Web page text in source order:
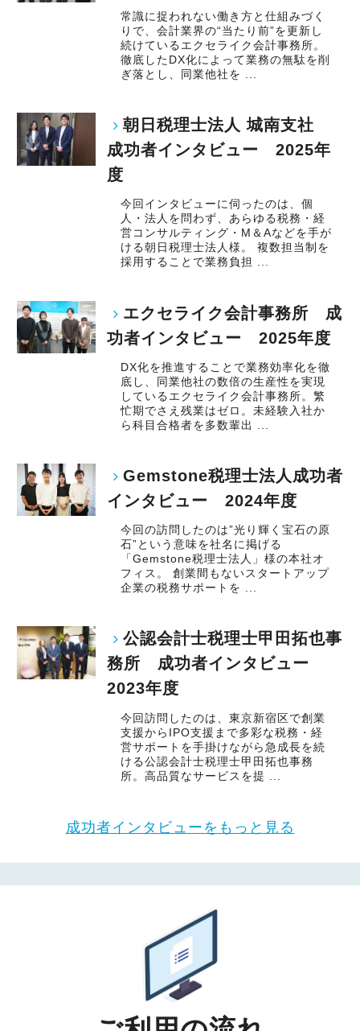
常識に捉われない働き方と仕組みづく
りで、会計業界の“当たり前”を更新し
続けているエクセライク会計事務所。
徹底したDX化によって業務の無駄を削
ぎ落とし、同業他社を ...
朝日税理士法人 城南支社
成功者インタビュー 2025年
度
今回インタビューに伺ったのは、個
人・法人を問わず、あらゆる税務・経
営コンサルティング・M＆Aなどを手が
ける朝日税理士法人様。 複数担当制を
採用することで業務負担 ...
エクセライク会計事務所 成
功者インタビュー 2025年度
DX化を推進することで業務効率化を徹
底し、同業他社の数倍の生産性を実現
しているエクセライク会計事務所。繁
忙期でさえ残業はゼロ。未経験入社か
ら科目合格者を多数輩出 ...
Gemstone税理士法人成功者
インタビュー 2024年度
今回の訪問したのは”光り輝く宝石の原
石”という意味を社名に掲げる
「Gemstone税理士法人」様の本社オ
フィス。 創業間もないスタートアップ
企業の税務サポートを ...
公認会計士税理士甲田拓也事
務所 成功者インタビュー
2023年度
今回訪問したのは、東京新宿区で創業
支援からIPO支援まで多彩な税務・経
営サポートを手掛けながら急成長を続
ける公認会計士税理士甲田拓也事務
所。高品質なサービスを提 ...
成功者インタビューをもっと見る